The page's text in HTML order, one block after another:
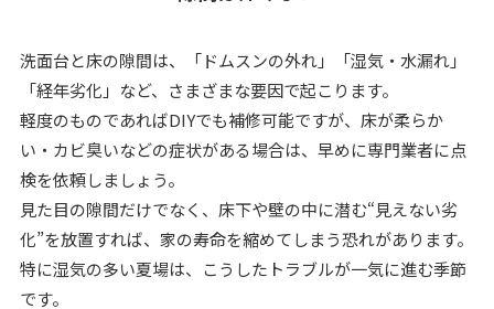
洗面台と床の隙間は、「ドムスンの外れ」「湿気・水漏れ」
「経年劣化」など、さまざまな要因で起こります。
軽度のものであればDIYでも補修可能ですが、床が柔らか
い・カビ臭いなどの症状がある場合は、早めに専門業者に点
検を依頼しましょう。
見た目の隙間だけでなく、床下や壁の中に潜む“見えない劣
化”を放置すれば、家の寿命を縮めてしまう恐れがあります。
特に湿気の多い夏場は、こうしたトラブルが一気に進む季節
です。